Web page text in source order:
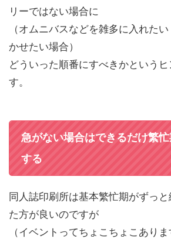
リーではない場合に
（オムニバスなどを雑多に入れた
かせたい場合）
どういった順番にすべきかというヒ
す。
急がない場合はできるだけ繁
する
同人誌印刷所は基本繁忙期がずっ
た方が良いのですが
（イベントってちょこちょこあり